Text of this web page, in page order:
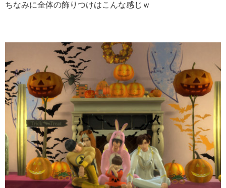
ちなみに全体の飾りつけはこんな感じｗ